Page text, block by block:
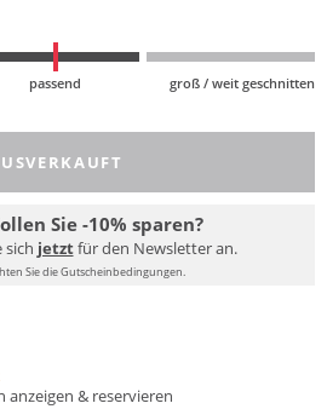
passend groß / weit geschnitten
Sie -10% sparen?
sich jetztfür den Newsletter an.
Sie die Gutscheinbedingungen.
anzeigen & reservieren